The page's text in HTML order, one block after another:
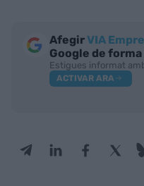
AfegirVIA
Google de
Estigues informat
ACTIVAR ARA